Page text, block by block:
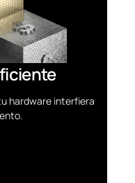
hardware interfiera